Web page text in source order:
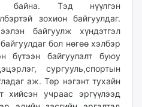
байна. Тэд нүүлгэн
зохион байгуулдаг.
байгуулж хүндэтгэл
бол нөгөө хэлбэр
бүтээн байгуулалт буюу
сургууль,спортын
аж. Төр нэгэнт тухайн
хийсэн учраас эргүүлээд